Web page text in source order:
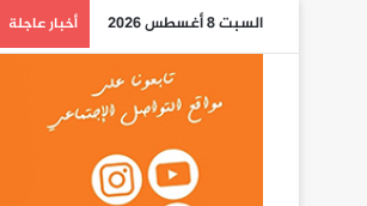
السبت 8 أغسطس 2026 أخبار عاجلة